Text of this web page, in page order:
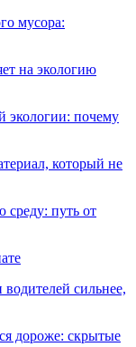
мусора:
на экологию
экологии: почему
который не
среду: путь от
сильнее,
дороже: скрытые